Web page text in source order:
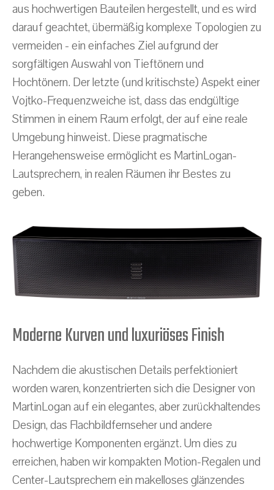
aus hochwertigen Bauteilen hergestellt, und es wird
darauf geachtet, übermäßig komplexe Topologien zu
vermeiden - ein einfaches Ziel aufgrund der
sorgfältigen Auswahl von Tieftönern und
Hochtönern. Der letzte (und kritischste) Aspekt einer
Vojtko-Frequenzweiche ist, dass das endgültige
Stimmen in einem Raum erfolgt, der auf eine reale
Umgebung hinweist. Diese pragmatische
Herangehensweise ermöglicht es MartinLogan-
Lautsprechern, in realen Räumen ihr Bestes zu
geben.
Moderne Kurven und luxuriöses Finish
Nachdem die akustischen Details perfektioniert
worden waren, konzentrierten sich die Designer von
MartinLogan auf ein elegantes, aber zurückhaltendes
Design, das Flachbildfernseher und andere
hochwertige Komponenten ergänzt. Um dies zu
erreichen, haben wir kompakten Motion-Regalen und
Center-Lautsprechern ein makelloses glänzendes